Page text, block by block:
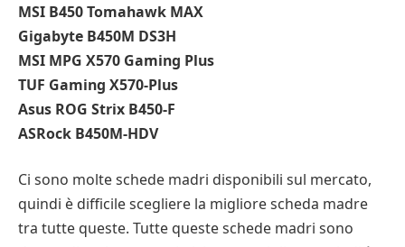
MSI B450 Tomahawk MAX
Gigabyte B450M DS3H
MSI MPG X570 Gaming Plus
TUF Gaming X570-Plus
Asus ROG Strix B450-F
ASRock B450M-HDV
Ci sono molte schede madri disponibili sul mercato,
quindi è difficile scegliere la migliore scheda madre
tra tutte queste. Tutte queste schede madri sono